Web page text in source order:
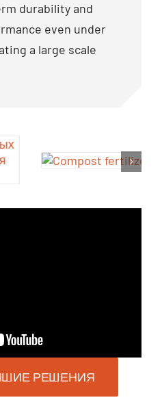
durability and
even under
a large scale
РЕШЕНИЯ